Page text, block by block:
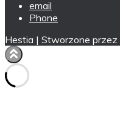
email
Phone
Hestia | Stworzone przez